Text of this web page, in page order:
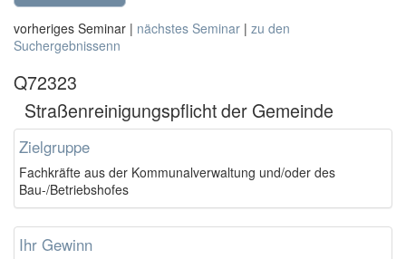
vorheriges Seminar | nächstes Seminar | zu den
Suchergebnissenn
Q72323
Straßenreinigungspflicht der Gemeinde
Zielgruppe
Fachkräfte aus der Kommunalverwaltung und/oder des
Bau-/Betriebshofes
Ihr Gewinn